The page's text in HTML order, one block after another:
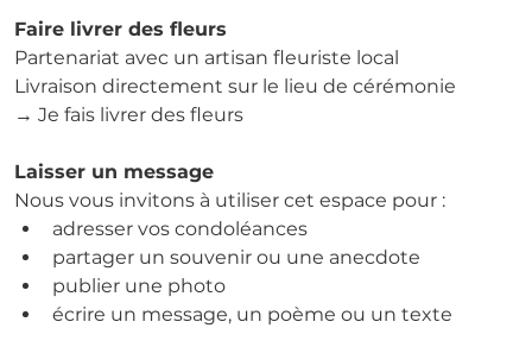
Faire livrer des fleurs
Partenariat avec un artisan fleuriste local
Livraison directement sur le lieu de cérémonie
→ Je fais livrer des fleurs
Laisser un message
Nous vous invitons à utiliser cet espace pour :
adresser vos condoléances
partager un souvenir ou une anecdote
publier une photo
écrire un message, un poème ou un texte